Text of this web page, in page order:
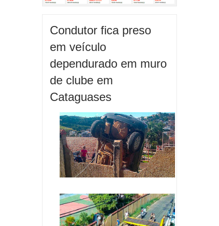
Condutor fica preso
em veículo
dependurado em muro
de clube em
Cataguases